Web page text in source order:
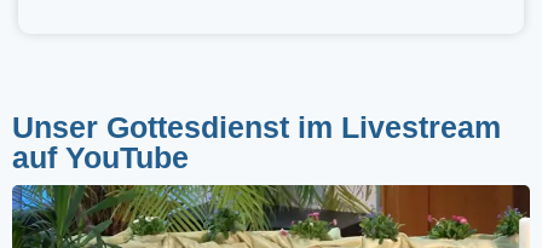
Unser Gottesdienst im Livestream
auf YouTube